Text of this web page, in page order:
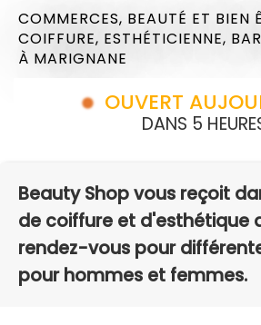
COMMERCES, BEAUTÉ ET BIEN
COIFFURE, ESTHÉTICIENNE,
À MARIGNANE
OUVERT
DANS 5
Beauty Shop vous reçoit
de coiffure et d'esthétique
rendez-vous pour
pour hommes et femmes.